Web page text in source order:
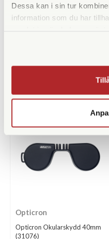
Dessa kan i sin tur
information som du har
Green Clean
Opticron
Opticron Okularskydd 40mm
(31076)